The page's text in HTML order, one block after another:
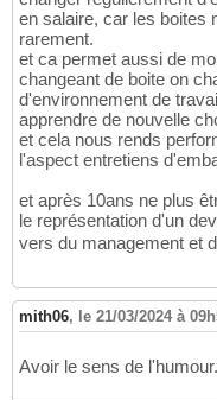
en salaire, car les boites
rarement.
et ca permet aussi de
changeant de boite on
d'environnement de
apprendre de nouvelle
et cela nous rends
l'aspect entretiens
et après 10ans ne plus
le représentation d'un
vers du management et
mith06, le 21/03/2024 à
Avoir le sens de l'humour.